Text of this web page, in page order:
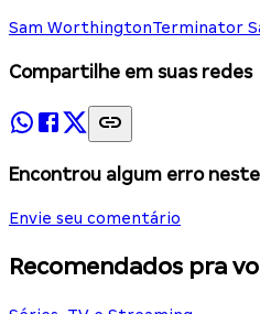
Sam WorthingtonTerminator
Compartilhe em suas redes
Encontrou algum erro
Envie seu comentário
Recomendados pra